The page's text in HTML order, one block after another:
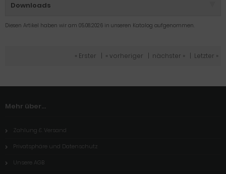
Downloads
Diesen Artikel haben wir am 05.08.2026 in unseren Katalog aufgenommen.
« Erster « vorheriger nächster » Letzter »
Mehr über...
Zahlung & Versand
Privatsphäre und Datenschutz
Unsere AGB